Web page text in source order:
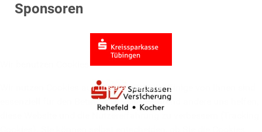
Sponsoren
Wir nutzen Cookies auf unserer Website. Einige von ihnen sind
essenziell für den Betrieb der Seite, während andere uns helfen,